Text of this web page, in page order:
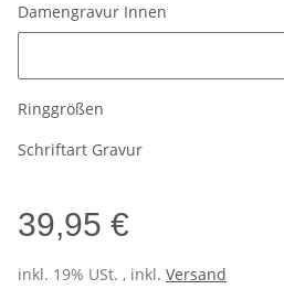
Damengravur Innen
Ringgrößen
Schriftart Gravur
39,95 €
inkl. 19% USt. , inkl. Versand